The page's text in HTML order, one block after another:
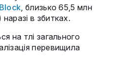
, близько 65,5 млн
в збитках.
на тлі загального
перевищила